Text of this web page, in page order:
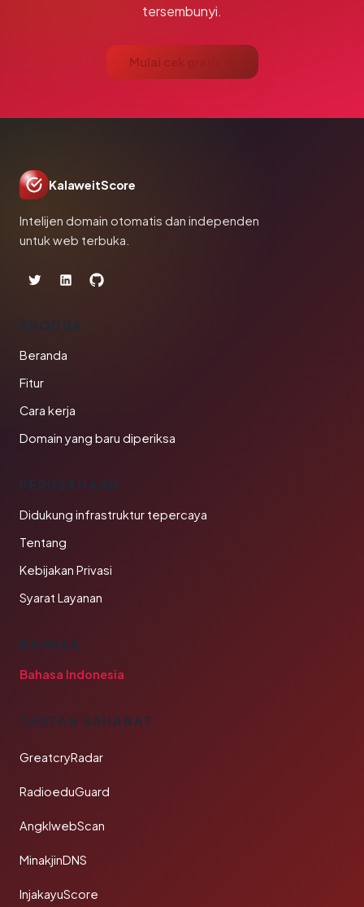
tersembunyi.
Mulai cek gratis →
KalaweitScore
Intelijen domain otomatis dan independen
untuk web terbuka.
PRODUK
Beranda
Fitur
Cara kerja
Domain yang baru diperiksa
PERUSAHAAN
Didukung infrastruktur tepercaya
Tentang
Kebijakan Privasi
Syarat Layanan
BAHASA
Bahasa Indonesia
TAUTAN SAHABAT
GreatcryRadar
RadioeduGuard
AngklwebScan
MinakjinDNS
InjakayuScore